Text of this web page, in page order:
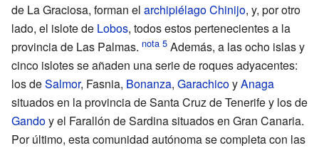
de La Graciosa, forman el archipiélago Chinijo, y, por otro
lado, el islote de Lobos, todos estos pertenecientes a la
provincia de Las Palmas.
Además, a las ocho islas y
cinco islotes se añaden una serie de roques adyacentes:
los deSalmor, Fasnia, Bonanza, GarachicoyAnaga
situados en la provincia de Santa Cruz de Tenerife y los de
Gandoy el Farallón de Sardina situados en Gran Canaria.
Por último, esta comunidad autónoma se completa con las